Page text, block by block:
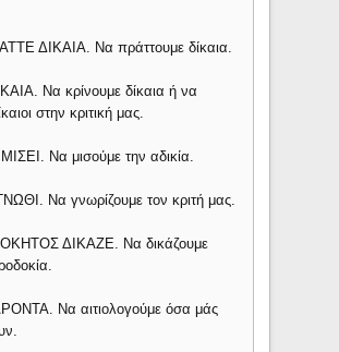
ΔΙΚΑΙΑ. Να πράττουμε δίκαια.
Να κρίνουμε δίκαια ή να
στην κριτική μας.
Να μισούμε την αδικία.
Να γνωρίζουμε τον κριτή μας.
ΔΙΚΑΖΕ. Να δικάζουμε
Να αιτιολογούμε όσα μάς